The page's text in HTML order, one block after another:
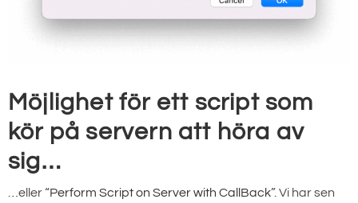
Möjlighet för ett script som
kör på servern att höra av
sig…
…eller “Perform Script on Server with CallBack”. Vi har sen